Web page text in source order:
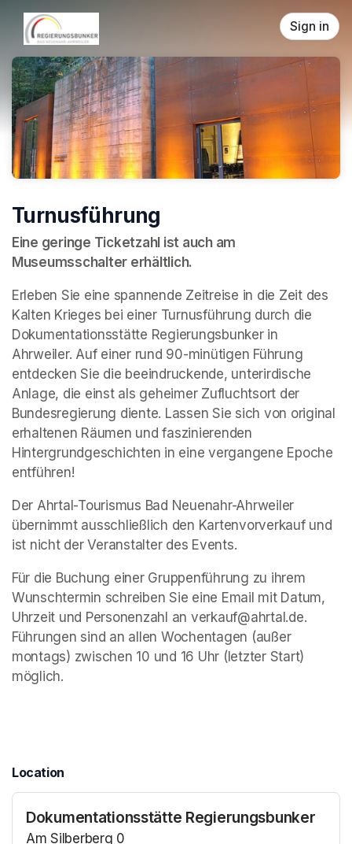
Skip header
Sign in
Turnusführung
Eine geringe Ticketzahl ist auch am
Museumsschalter erhältlich.
Erleben Sie eine spannende Zeitreise in die Zeit des
Kalten Krieges bei einer Turnusführung durch die
Dokumentationsstätte Regierungsbunker in
Ahrweiler. Auf einer rund 90-minütigen Führung
entdecken Sie die beeindruckende, unterirdische
Anlage, die einst als geheimer Zufluchtsort der
Bundesregierung diente. Lassen Sie sich von original
erhaltenen Räumen und faszinierenden
Hintergrundgeschichten in eine vergangene Epoche
entführen!
Der Ahrtal-Tourismus Bad Neuenahr-Ahrweiler
übernimmt ausschließlich den Kartenvorverkauf und
ist nicht der Veranstalter des Events.
Für die Buchung einer Gruppenführung zu ihrem
Wunschtermin schreiben Sie eine Email mit Datum,
Uhrzeit und Personenzahl an verkauf@ahrtal.de.
Führungen sind an allen Wochentagen (außer
montags) zwischen 10 und 16 Uhr (letzter Start)
möglich.
Location
Dokumentationsstätte Regierungsbunker
Am Silberberg 0